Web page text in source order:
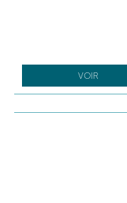
VOIR